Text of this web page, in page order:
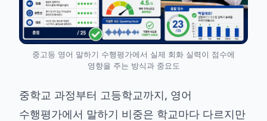
중고등 영어 말하기 수행평가에서 실제 회화 실력이 점수에
영향을 주는 방식과 중요도
중학교 과정부터 고등학교까지, 영어
수행평가에서 말하기 비중은 학교마다 다르지만